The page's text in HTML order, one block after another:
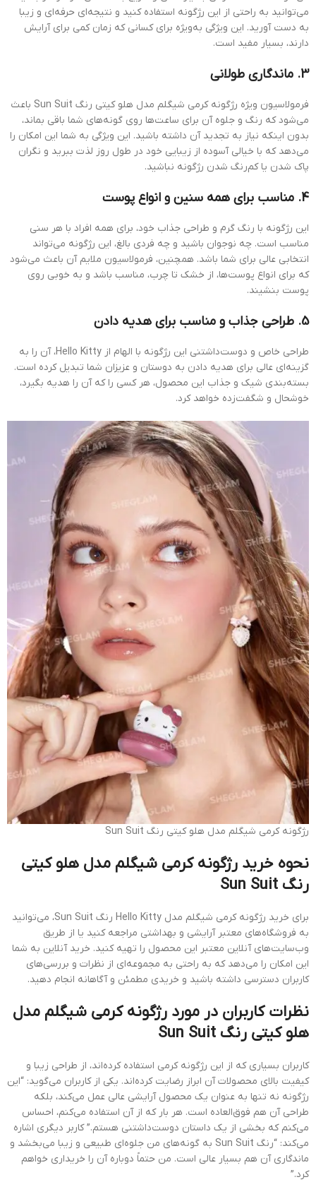
می‌توانید به راحتی از این رژگونه استفاده کنید و نتیجه‌ای حرفه‌ای و زیبا
به دست آورید. این ویژگی به‌ویژه برای کسانی که زمان کمی برای آرایش
دارند، بسیار مفید است.
3. ماندگاری طولانی
فرمولاسیون ویژه رژگونه کرمی شیگلم مدل هلو کیتی رنگ Sun Suit باعث
می‌شود که رنگ و جلوه آن برای ساعت‌ها روی گونه‌های شما باقی بماند،
بدون اینکه نیاز به تجدید آن داشته باشید. این ویژگی به شما این امکان را
می‌دهد که با خیالی آسوده از زیبایی خود در طول روز لذت ببرید و نگران
پاک شدن یا کم‌رنگ شدن رژگونه نباشید.
4. مناسب برای همه سنین و انواع پوست
این رژگونه با رنگ گرم و طراحی جذاب خود، برای همه افراد با هر سنی
مناسب است. چه نوجوان باشید و چه فردی بالغ، این رژگونه می‌تواند
انتخابی عالی برای شما باشد. همچنین، فرمولاسیون ملایم آن باعث می‌شود
که برای انواع پوست‌ها، از خشک تا چرب، مناسب باشد و به خوبی روی
پوست بنشیند.
5. طراحی جذاب و مناسب برای هدیه دادن
طراحی خاص و دوست‌داشتنی این رژگونه با الهام از Hello Kitty، آن را به
گزینه‌ای عالی برای هدیه دادن به دوستان و عزیزان شما تبدیل کرده است.
بسته‌بندی شیک و جذاب این محصول، هر کسی را که آن را هدیه بگیرد،
خوشحال و شگفت‌زده خواهد کرد.
رژگونه کرمی شیگلم مدل هلو کیتی رنگ Sun Suit
نحوه خرید رژگونه کرمی شیگلم مدل هلو کیتی
رنگ Sun Suit
برای خرید رژگونه کرمی شیگلم مدل Hello Kitty رنگ Sun Suit، می‌توانید
به فروشگاه‌های معتبر آرایشی و بهداشتی مراجعه کنید یا از طریق
وب‌سایت‌های آنلاین معتبر این محصول را تهیه کنید. خرید آنلاین به شما
این امکان را می‌دهد که به راحتی به مجموعه‌ای از نظرات و بررسی‌های
کاربران دسترسی داشته باشید و خریدی مطمئن و آگاهانه انجام دهید.
نظرات کاربران در مورد رژگونه کرمی شیگلم مدل
هلو کیتی رنگ Sun Suit
کاربران بسیاری که از این رژگونه کرمی استفاده کرده‌اند، از طراحی زیبا و
کیفیت بالای محصولات آن ابراز رضایت کرده‌اند. یکی از کاربران می‌گوید: “این
رژگونه نه تنها به عنوان یک محصول آرایشی عالی عمل می‌کند، بلکه
طراحی آن هم فوق‌العاده است. هر بار که از آن استفاده می‌کنم، احساس
می‌کنم که بخشی از یک داستان دوست‌داشتنی هستم.” کاربر دیگری اشاره
می‌کند: “رنگ Sun Suit به گونه‌های من جلوه‌ای طبیعی و زیبا می‌بخشد و
ماندگاری آن هم بسیار عالی است. من حتماً دوباره آن را خریداری خواهم
کرد.”